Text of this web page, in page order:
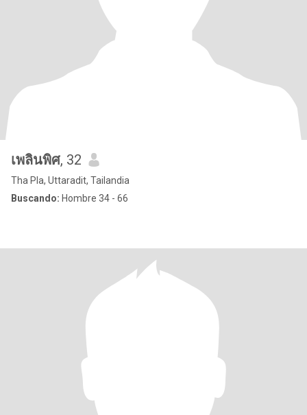
เพลินพิศ, 32
Tha Pla, Uttaradit, Tailandia
Buscando: Hombre 34 - 66